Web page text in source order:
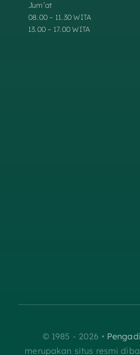
Jum’at
08.00 – 11.30 WITA
13.00 – 17.00 WITA
© 1985 - 2026 •
merupakan situs resmi